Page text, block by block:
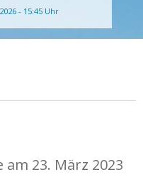
- 15:45 Uhr
23. März 2023